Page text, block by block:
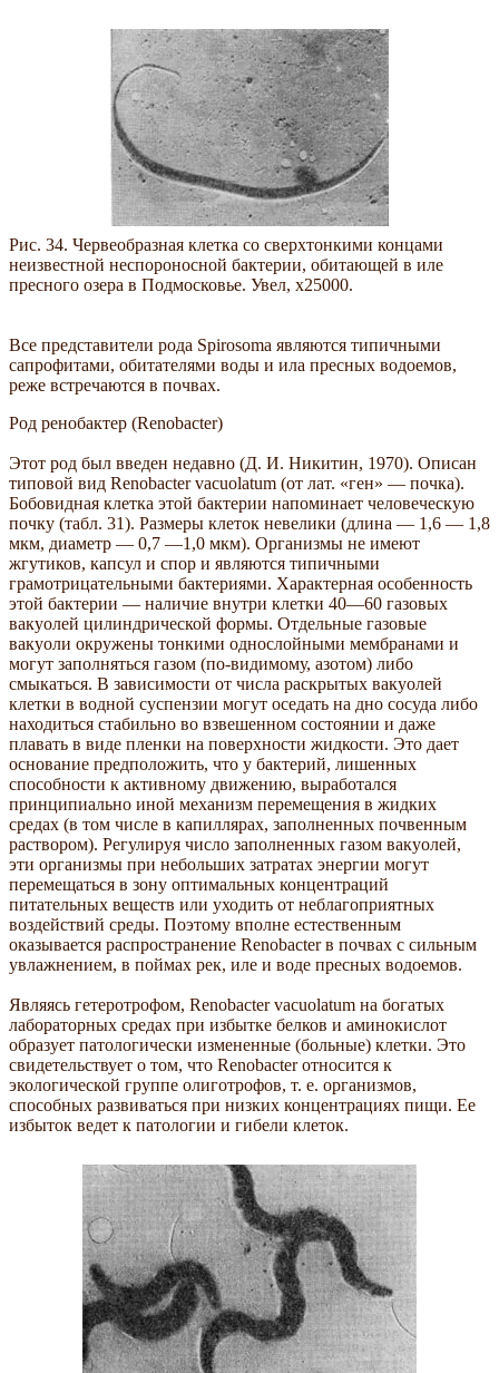
Рис. 34. Червеобразная клетка со сверхтонкими концами
неизвестной неспороносной бактерии, обитающей в иле
пресного озера в Подмосковье. Увел, х25000.
Все представители рода Spirosoma являются типичными
сапрофитами, обитателями воды и ила пресных водоемов,
реже встречаются в почвах.
Род ренобактер (Renobacter)
Этот род был введен недавно (Д. И. Никитин, 1970). Описан
типовой вид Renobacter vacuolatum (от лат. «ген» — почка).
Бобовидная клетка этой бактерии напоминает человеческую
почку (табл. 31). Размеры клеток невелики (длина — 1,6 — 1,8
мкм, диаметр — 0,7 —1,0 мкм). Организмы не имеют
жгутиков, капсул и спор и являются типичными
грамотрицательными бактериями. Характерная особенность
этой бактерии — наличие внутри клетки 40—60 газовых
вакуолей цилиндрической формы. Отдельные газовые
вакуоли окружены тонкими однослойными мембранами и
могут заполняться газом (по-видимому, азотом) либо
смыкаться. В зависимости от числа раскрытых вакуолей
клетки в водной суспензии могут оседать на дно сосуда либо
находиться стабильно во взвешенном состоянии и даже
плавать в виде пленки на поверхности жидкости. Это дает
основание предположить, что у бактерий, лишенных
способности к активному движению, выработался
принципиально иной механизм перемещения в жидких
средах (в том числе в капиллярах, заполненных почвенным
раствором). Регулируя число заполненных газом вакуолей,
эти организмы при небольших затратах энергии могут
перемещаться в зону оптимальных концентраций
питательных веществ или уходить от неблагоприятных
воздействий среды. Поэтому вполне естественным
оказывается распространение Renobacter в почвах с сильным
увлажнением, в поймах рек, иле и воде пресных водоемов.
Являясь гетеротрофом, Renobacter vacuolatum на богатых
лабораторных средах при избытке белков и аминокислот
образует патологически измененные (больные) клетки. Это
свидетельствует о том, что Renobacter относится к
экологической группе олиготрофов, т. е. организмов,
способных развиваться при низких концентрациях пищи. Ее
избыток ведет к патологии и гибели клеток.